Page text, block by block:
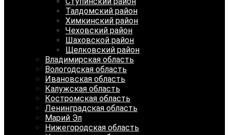
Талдомский район
Химкинский район
Чеховский район
Шаховской район
Щелковский район
Владимирская область
Вологодская область
Ивановская область
Калужская область
Костромская область
Ленинградская область
Марий Эл
Нижегородская область